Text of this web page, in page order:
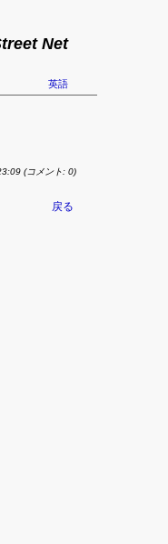
Net
英語
(コメント: 0)
戻る